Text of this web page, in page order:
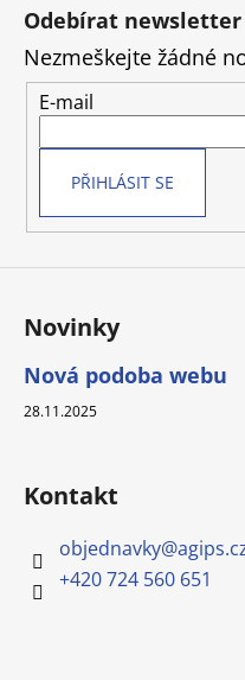
Odebírat newsletter
Nezmeškejte žádné
E-mail
PŘIHLÁSIT SE
Novinky
Nová podoba webu
28.11.2025
Kontakt
objednavky@
+420 724 560 651